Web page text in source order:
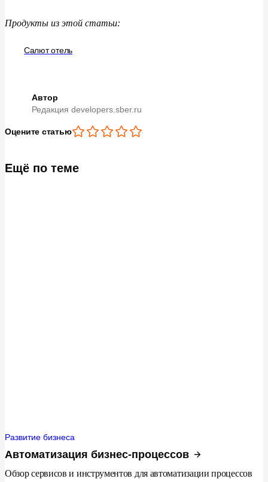
Продукты из этой статьи:
Салют отель
Автор
Редакция developers.sber.ru
Оцените статью
Ещё по теме
Развитие бизнеса
Автоматизация бизнес-процессов
Обзор сервисов и инструментов для автоматизации процессов